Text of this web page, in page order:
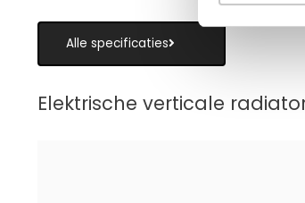
Alle specificaties
Elektrische verticale